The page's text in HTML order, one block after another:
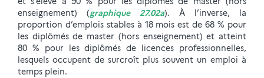
enseignement) (graphique 27.02a). À l’inverse, la
proportion d’emplois stables à 18 mois est de 68 % pour
les diplômés de master (hors enseignement) et atteint
80 % pour les diplômés de licences professionnelles,
lesquels occupent de surcroît plus souvent un emploi à
temps plein.